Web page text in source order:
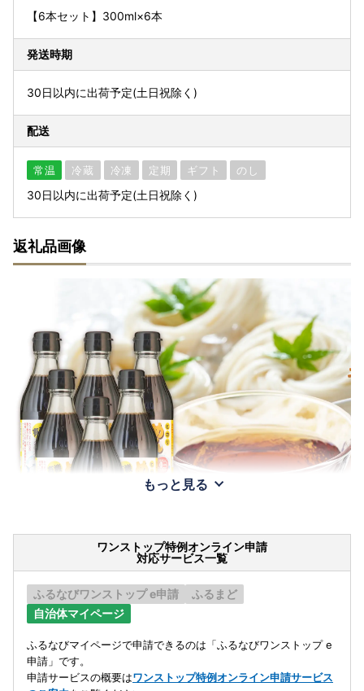
【6本セット】300ml×6本
発送時期
30日以内に出荷予定(土日祝除く)
配送
常温 冷蔵 冷凍 定期 ギフト のし
30日以内に出荷予定(土日祝除く)
返礼品画像
もっと見る
ワンストップ特例オンライン申請
対応サービス一覧
ふるなびワンストップ e申請
ふるまど
自治体マイページ
ふるなびマイページで申請できるのは「ふるなびワンストップ e
申請」です。
申請サービスの概要はワンストップ特例オンライン申請サービス